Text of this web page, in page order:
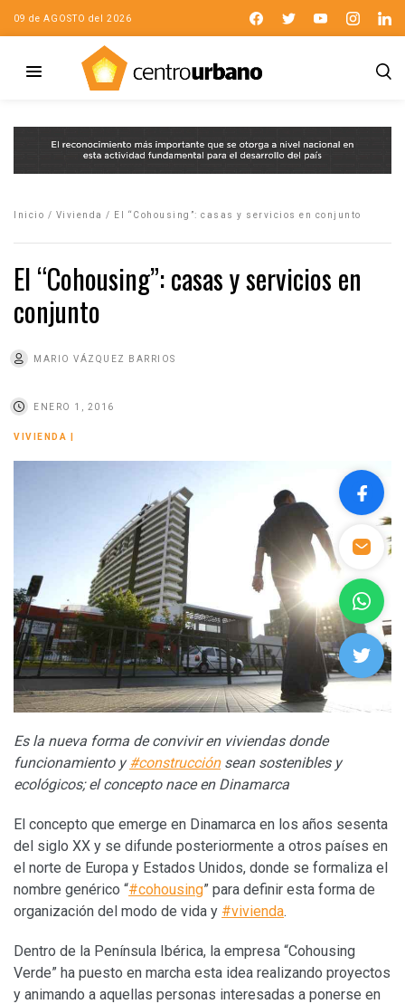
09 de AGOSTO del 2026
Inicio / Vivienda / El “Cohousing”: casas y servicios en conjunto
El “Cohousing”: casas y servicios en
conjunto
MARIO VÁZQUEZ BARRIOS
ENERO 1, 2016
VIVIENDA
Es la nueva forma de convivir en viviendas donde
funcionamiento y#construcciónsean sostenibles y
ecológicos; el concepto nace en Dinamarca
El concepto que emerge en Dinamarca en los años sesenta
del siglo XX y se difunde posteriormente a otros países en
el norte de Europa y Estados Unidos, donde se formaliza el
nombre genérico “#cohousing” para definir esta forma de
organización del modo de vida y #vivienda.
Dentro de la Península Ibérica, la empresa “Cohousing
Verde” ha puesto en marcha esta idea realizando proyectos
y animando a aquellas personas interesadas a ponerse en